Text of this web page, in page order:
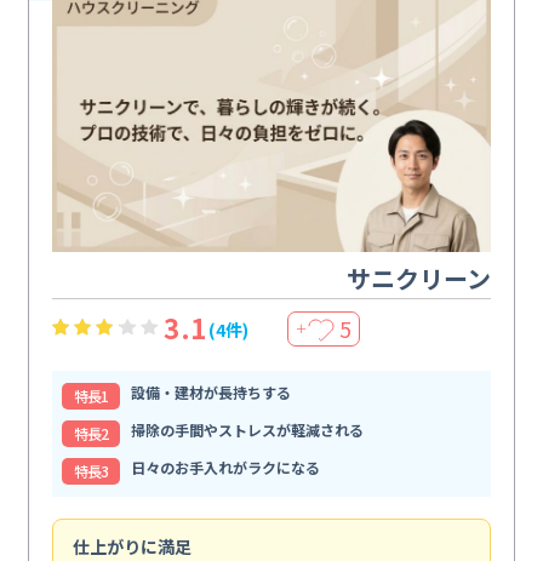
サニクリーン
3.1 (4件) ＋ 5
特⻑1
設備・建材が長持ちする
特⻑2
掃除の手間やストレスが軽減される
特⻑3
日々のお手入れがラクになる
仕上がりに満足